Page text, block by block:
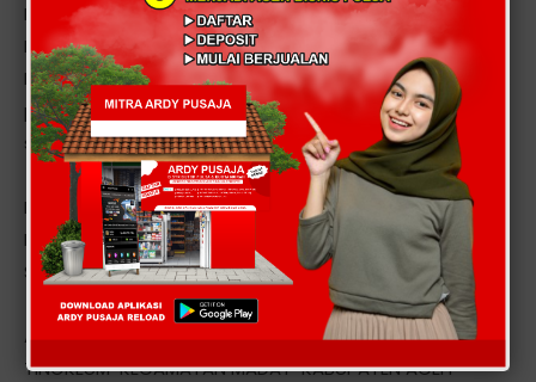
Kami adalah server, Distributor, Dealer Voucher Pulsa
Elektrik All Operator. Menyediakan Produk Voucher
Elektronik dan PPOB dengan sistem satu deposit untuk
pengisian multi operator, transaksi 24 jam non stop
setiap hari secara realtime.
Layanan kami meliputi seluruh provider seluler seperti :
Mentari, Indosat IM3, Simpati, AS, XL, Telkom, Esia, Ceria,
Smart, Axis, Three StarOne, Hepi dan Token Pln, dll
Alamat kantor kami berlokasi Di: DESA MEUNASAH
TINGKEUM-KECAMATAN MADAT-KABUPATEN ACEH